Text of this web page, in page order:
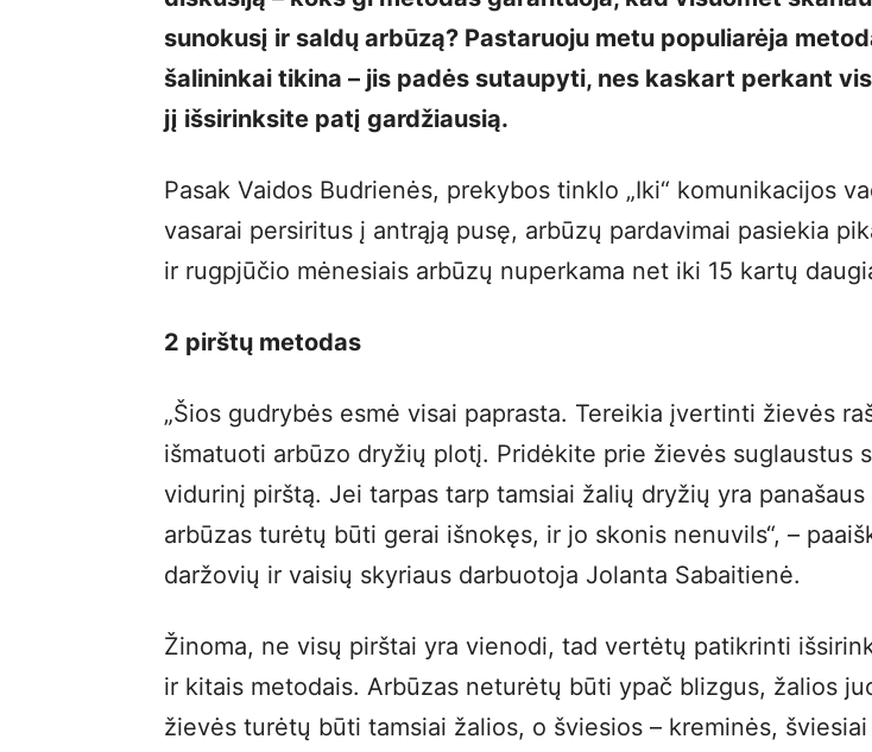
sunokusį ir saldų arbūzą? Pastaruoju metu populiarėja
šalininkai tikina – jis padės sutaupyti, nes kaskart perkant
jį išsirinksite patį gardžiausią.
Pasak Vaidos Budrienės, prekybos tinklo „Iki“ komunikacijos
vasarai persiritus į antrąją pusę, arbūzų pardavimai pasiekia
ir rugpjūčio mėnesiais arbūzų nuperkama net iki 15 kartų
2 pirštų metodas
„Šios gudrybės esmė visai paprasta. Tereikia įvertinti žievės
išmatuoti arbūzo dryžių plotį. Pridėkite prie žievės suglaustus
vidurinį pirštą. Jei tarpas tarp tamsiai žalių dryžių yra panašaus
arbūzas turėtų būti gerai išnokęs, ir jo skonis nenuvils“, –
daržovių ir vaisių skyriaus darbuotoja Jolanta Sabaitienė.
Žinoma, ne visų pirštai yra vienodi, tad vertėtų patikrinti
ir kitais metodais. Arbūzas neturėtų būti ypač blizgus, žalios
žievės turėtų būti tamsiai žalios, o šviesios – kreminės,